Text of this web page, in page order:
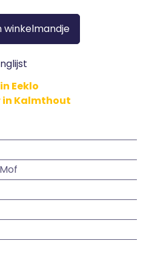
winkelmandje
Eeklo
in Kalmthout
Mof